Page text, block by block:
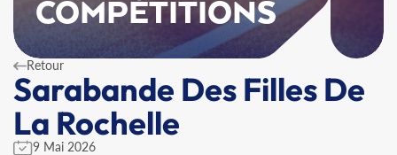
COMPÉTITIONS
Retour
Sarabande Des Filles De
La Rochelle
9 Mai 2026